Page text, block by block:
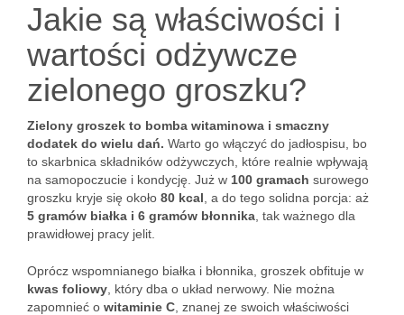
Jakie są właściwości i
wartości odżywcze
zielonego groszku?
Zielony groszek to bomba witaminowa i smaczny
dodatek do wielu dań. Warto go włączyć do jadłospisu, bo
to skarbnica składników odżywczych, które realnie wpływają
na samopoczucie i kondycję. Już w 100 gramach surowego
groszku kryje się około 80 kcal , a do tego solidna porcja: aż
5 gramów białka i 6 gramów błonnika , tak ważnego dla
prawidłowej pracy jelit.
Oprócz wspomnianego białka i błonnika, groszek obfituje w
kwas foliowy , który dba o układ nerwowy. Nie można
zapomnieć o witaminie C , znanej ze swoich właściwości